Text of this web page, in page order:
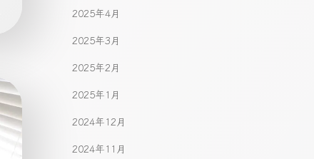
2025年4月
2025年3月
2025年2月
2025年1月
2024年12月
2024年11月